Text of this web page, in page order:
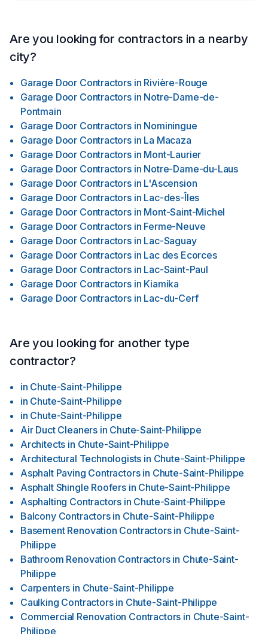
Are you looking for contractors in a nearby
city?
Garage Door Contractors in Rivière-Rouge
Garage Door Contractors in Notre-Dame-de-
Pontmain
Garage Door Contractors in Nominingue
Garage Door Contractors in La Macaza
Garage Door Contractors in Mont-Laurier
Garage Door Contractors in Notre-Dame-du-Laus
Garage Door Contractors in L'Ascension
Garage Door Contractors in Lac-des-Îles
Garage Door Contractors in Mont-Saint-Michel
Garage Door Contractors in Ferme-Neuve
Garage Door Contractors in Lac-Saguay
Garage Door Contractors in Lac des Ecorces
Garage Door Contractors in Lac-Saint-Paul
Garage Door Contractors in Kiamika
Garage Door Contractors in Lac-du-Cerf
Are you looking for another type
contractor?
in Chute-Saint-Philippe
in Chute-Saint-Philippe
in Chute-Saint-Philippe
Air Duct Cleaners in Chute-Saint-Philippe
Architects in Chute-Saint-Philippe
Architectural Technologists in Chute-Saint-Philippe
Asphalt Paving Contractors in Chute-Saint-Philippe
Asphalt Shingle Roofers in Chute-Saint-Philippe
Asphalting Contractors in Chute-Saint-Philippe
Balcony Contractors in Chute-Saint-Philippe
Basement Renovation Contractors in Chute-Saint-
Philippe
Bathroom Renovation Contractors in Chute-Saint-
Philippe
Carpenters in Chute-Saint-Philippe
Caulking Contractors in Chute-Saint-Philippe
Commercial Renovation Contractors in Chute-Saint-
Philippe